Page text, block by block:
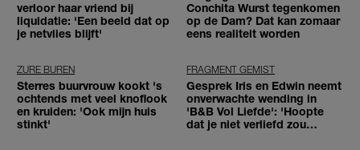
verloor haar vriend bij
liquidatie: 'Een beeld dat op
je netvlies blijft'
Conchita Wurst tegenkomen
op de Dam? Dat kan zomaar
eens realiteit worden
ZURE BUREN
Sterres buurvrouw kookt 's
ochtends met veel knoflook
en kruiden: 'Ook mijn huis
stinkt'
FRAGMENT GEMIST
Gesprek Iris en Edwin neemt
onverwachte wending in
'B&B Vol Liefde': 'Hoopte
dat je niet verliefd zou